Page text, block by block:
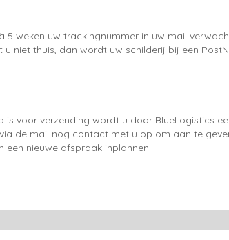
weken uw trackingnummer in uw mail
niet thuis, dan wordt uw schilderij bij een
voor verzending wordt u door BlueLogistics
de mail nog contact met u op om aan te
een nieuwe afspraak inplannen.